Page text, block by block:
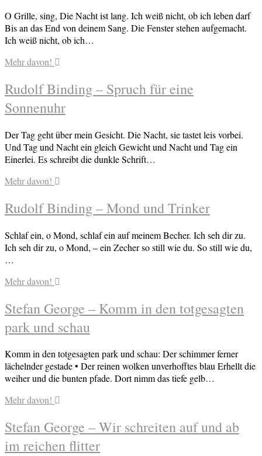
O Grille, sing, Die Nacht ist lang. Ich weiß nicht, ob ich leben darf
Bis an das End von deinem Sang. Die Fenster stehen aufgemacht.
Ich weiß nicht, ob ich…
Mehr davon!
Rudolf Binding – Spruch für eine
Sonnenuhr
Der Tag geht über mein Gesicht. Die Nacht, sie tastet leis vorbei.
Und Tag und Nacht ein gleich Gewicht und Nacht und Tag ein
Einerlei. Es schreibt die dunkle Schrift…
Mehr davon!
Rudolf Binding – Mond und Trinker
Schlaf ein, o Mond, schlaf ein auf meinem Becher. Ich seh dir zu.
Ich seh dir zu, o Mond, – ein Zecher so still wie du. So still wie du,
…
Mehr davon!
Stefan George – Komm in den totgesagten
park und schau
Komm in den totgesagten park und schau: Der schimmer ferner
lächelnder gestade • Der reinen wolken unverhofftes blau Erhellt die
weiher und die bunten pfade. Dort nimm das tiefe gelb…
Mehr davon!
Stefan George – Wir schreiten auf und ab
im reichen flitter